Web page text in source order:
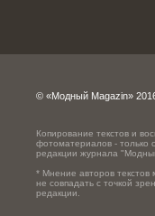
© «Модный Magazin»
Копирование текстов и
фотоматериалов - только
редакции журнала
* Мнение авторов текстов
не совпадать с точкой
редакции.